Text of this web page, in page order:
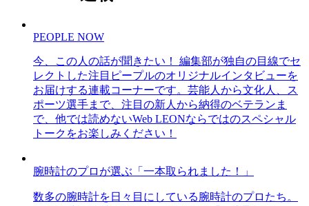
PEOPLE NOW
今、この人の話が聞きたい！ 編集部が独自の目線でセ
レクトした注目ピープルのオリジナルインタビューを
お届けする連載コーナーです。芸能人から文化人、ス
ポーツ選手まで、注目の新人から納得のベテランま
で、他では読めないWeb LEONならではのスペシャル
トークをお楽しみください！
腕時計のプロが選ぶ「一本取られました！」
数多の腕時計を日々目にしている腕時計のプロたち。